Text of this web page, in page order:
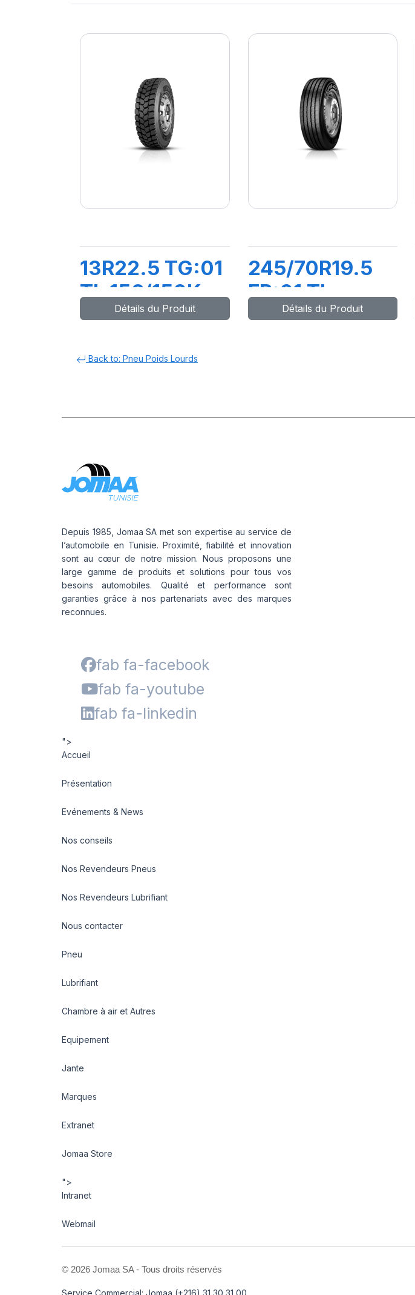
13R22.5 TG:01
TL 156/150K
Détails du Produit
245/70R19.5
FR:01 TL
136/134M
Détails du Produit
Back to: Pneu Poids Lourds
Depuis 1985, Jomaa SA met son expertise au service de
l’automobile en Tunisie. Proximité, fiabilité et innovation
sont au cœur de notre mission. Nous proposons une
large gamme de produits et solutions pour tous vos
besoins automobiles. Qualité et performance sont
garanties grâce à nos partenariats avec des marques
reconnues.
fab fa-facebook
fab fa-youtube
fab fa-linkedin
">
Accueil
Présentation
Evénements & News
Nos conseils
Nos Revendeurs Pneus
Nos Revendeurs Lubrifiant
Nous contacter
Pneu
Lubrifiant
Chambre à air et Autres
Equipement
Jante
Marques
Extranet
Jomaa Store
">
Intranet
Webmail
© 2026 Jomaa SA - Tous droits réservés
Service Commercial: Jomaa (+216) 31 30 31 00